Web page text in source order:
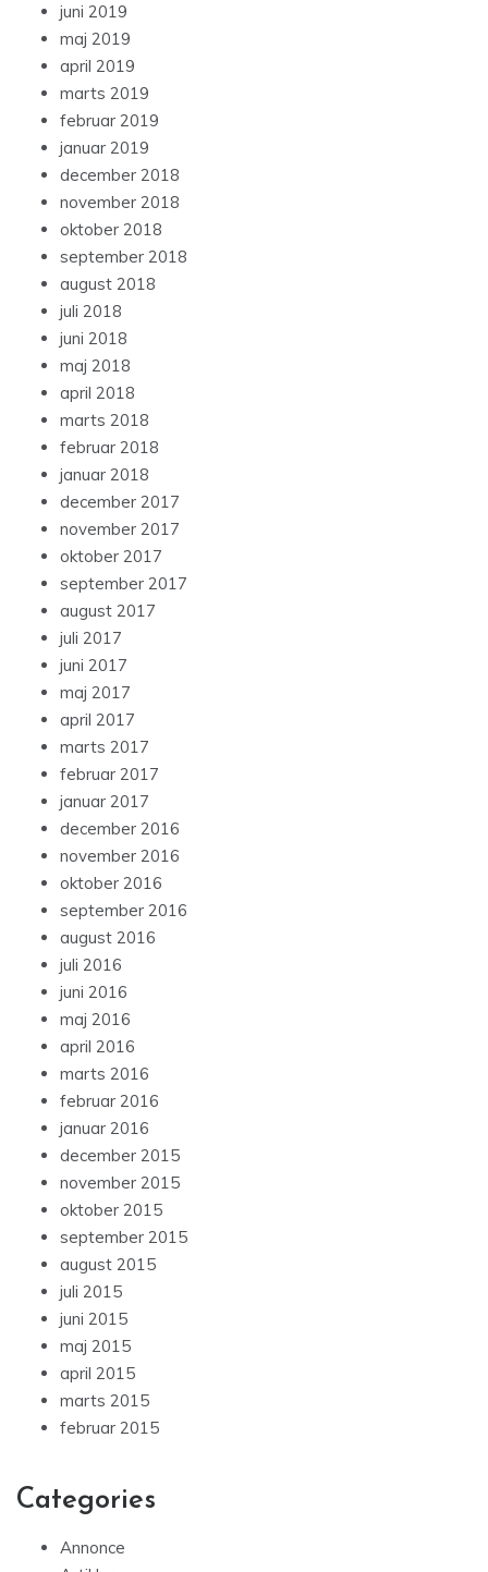
juni 2019
maj 2019
april 2019
marts 2019
februar 2019
januar 2019
december 2018
november 2018
oktober 2018
september 2018
august 2018
juli 2018
juni 2018
maj 2018
april 2018
marts 2018
februar 2018
januar 2018
december 2017
november 2017
oktober 2017
september 2017
august 2017
juli 2017
juni 2017
maj 2017
april 2017
marts 2017
februar 2017
januar 2017
december 2016
november 2016
oktober 2016
september 2016
august 2016
juli 2016
juni 2016
maj 2016
april 2016
marts 2016
februar 2016
januar 2016
december 2015
november 2015
oktober 2015
september 2015
august 2015
juli 2015
juni 2015
maj 2015
april 2015
marts 2015
februar 2015
Categories
Annonce